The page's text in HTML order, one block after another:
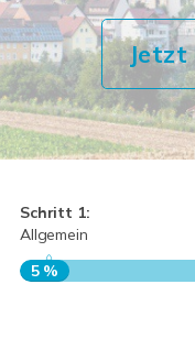
Jetzt
Schritt 1:
Allgemein
5 %